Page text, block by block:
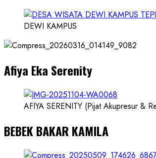
Konsep
Karnus
Dokter
Ilmuwan
DEWI KAMPUS
Afiya Eka Serenity
AFIYA SERENITY (Pijat Akupresur &
BEBEK BAKAR KAMILA